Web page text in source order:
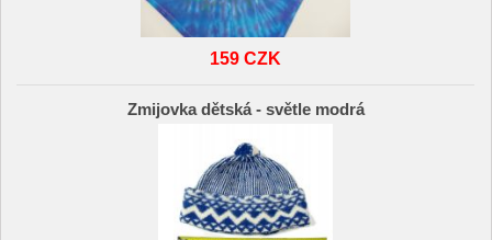
159 CZK
Zmijovka dětská - světle modrá